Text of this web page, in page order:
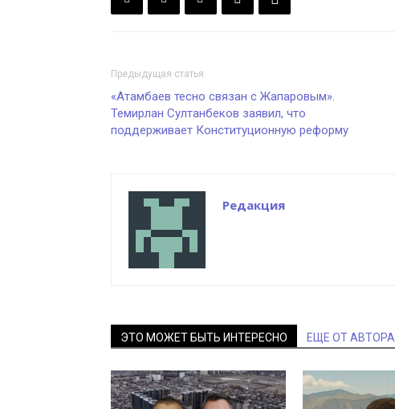
Предыдущая статья
«Атамбаев тесно связан с Жапаровым».
Темирлан Султанбеков заявил, что
поддерживает Конституционную реформу
Редакция
ЭТО МОЖЕТ БЫТЬ ИНТЕРЕСНО ЕЩЕ ОТ АВТОРА